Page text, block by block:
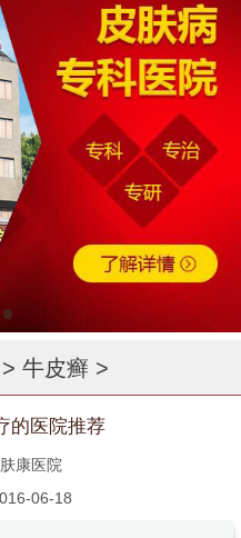
> 牛皮癣 >
的医院推荐
康医院
06-18